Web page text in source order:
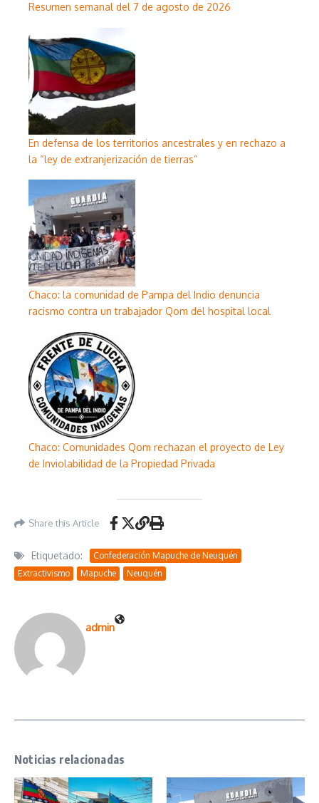
Resumen semanal del 7 de agosto de 2026
En defensa de los territorios ancestrales y en rechazo a
la “ley de extranjerización de tierras”
Chaco: la comunidad de Pampa del Indio denuncia
racismo contra un trabajador Qom del hospital local
Chaco: Comunidades Qom rechazan el proyecto de Ley
de Inviolabilidad de la Propiedad Privada
Share this Article
Etiquetado:
Confederación Mapuche de Neuquén
Extractivismo
Mapuche Neuquén
admin
Noticias relacionadas